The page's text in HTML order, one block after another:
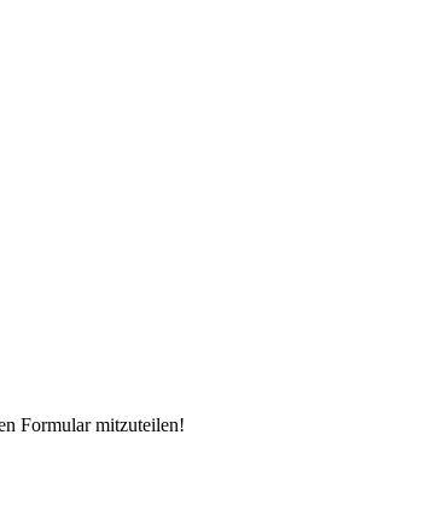
Formular mitzuteilen!